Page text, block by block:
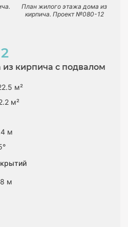
План жилого этажа дома из
кирпича. Проект №080-12
кирпича с подвалом
м²
м²
м
м